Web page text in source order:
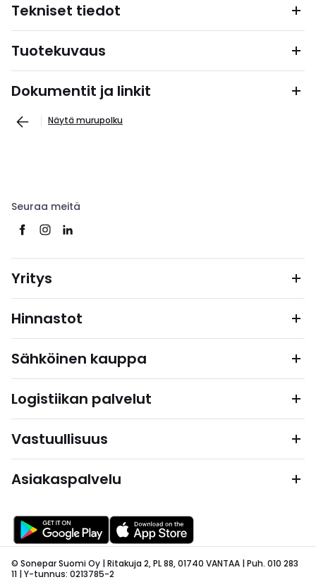
Tekniset tiedot
Tuotekuvaus
Dokumentit ja linkit
Näytä murupolku
Seuraa meitä
Yritys
Hinnastot
Sähköinen kauppa
Logistiikan palvelut
Vastuullisuus
Asiakaspalvelu
© Sonepar Suomi Oy | Ritakuja 2, PL 88, 01740 VANTAA | Puh. 010 283
11 | Y-tunnus: 0213785-2